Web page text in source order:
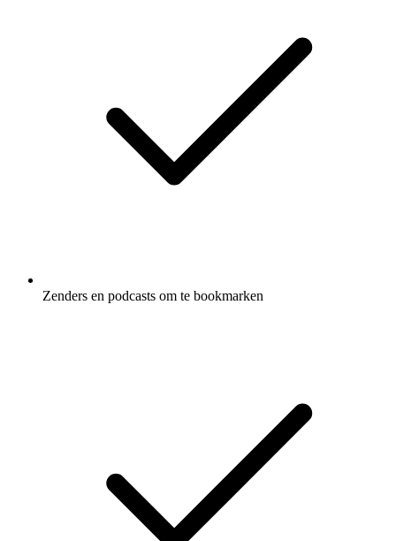
Zenders en podcasts om te bookmarken